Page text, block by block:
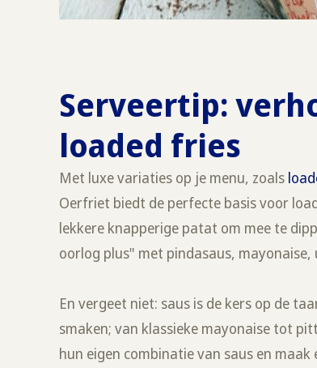
Serveertip:
loaded fries
Met luxe variaties op je menu, zoals
Oerfriet biedt de perfecte basis voor
lekkere knapperige patat om mee te
oorlog plus" met pindasaus,
En vergeet niet: saus is de kers op de
smaken; van klassieke mayonaise tot
hun eigen combinatie van saus en